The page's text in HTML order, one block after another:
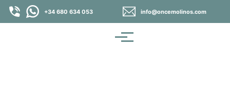
Pasar al contenido principal
+34 680 634 053 info@oncemolinos.com
Menú